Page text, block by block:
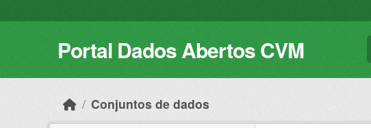
Portal Dados Abertos CVM
Conjuntos de dados